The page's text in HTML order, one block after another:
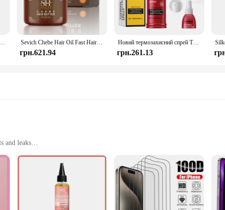
Natural African Chebe Powder for Hair Growth Moisturizing Essence Scalp Care Butter Treatment Repair Damaged Anti Loss Oil Serum Sevich Chebe Hair Oil Fast Hair Growth Hiar Moisturizes And Protects Natural Hair With Strong Root Loss Treatment
грн.621.94
Новий термозахисний спрей Термо та УФ-захист Сироватка для пошкодженого волосся Зволоження Лікування Відновлюючий Кондиціонер 100 мл
грн.261.13
and leaks
a premium blend of materials that offer unparalleled comfort and
design is tailored to fit men's anatomy, providing a snug and secure fit that
extra protection against spills and leaks.